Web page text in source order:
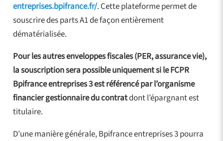
entreprises.bpifrance.fr/. Cette plateforme permet de
souscrire des parts A1 de façon entièrement
dématérialisée.
Pour les autres enveloppes fiscales (PER, assurance vie),
la souscription sera possible uniquement si le FCPR
Bpifrance entreprises 3 est référencé par l’organisme
financier gestionnaire du contratdont l’épargnant est
titulaire.
D’une manière générale, Bpifrance entreprises 3 pourra